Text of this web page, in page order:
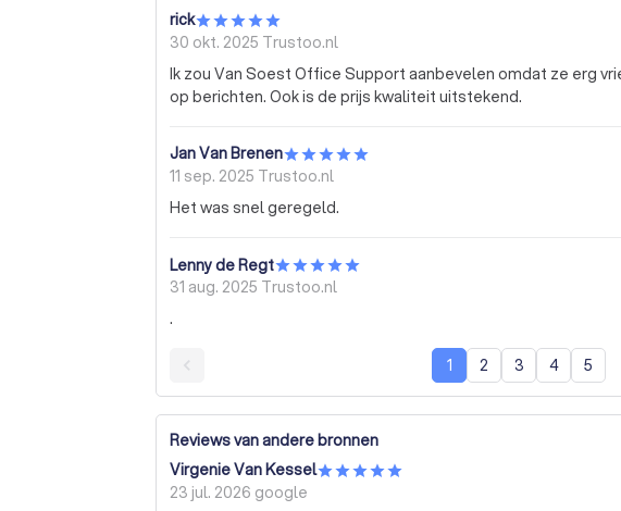
rick
30 okt. 2025 Trustoo.nl
Ik zou Van Soest Office Support aanbevelen omdat ze erg
op berichten. Ook is de prijs kwaliteit uitstekend.
Jan Van Brenen
11 sep. 2025 Trustoo.nl
Het was snel geregeld.
Lenny de Regt
31 aug. 2025 Trustoo.nl
.
1 2 3 4 5
Reviews van andere bronnen
Virgenie Van Kessel
23 jul. 2026 google